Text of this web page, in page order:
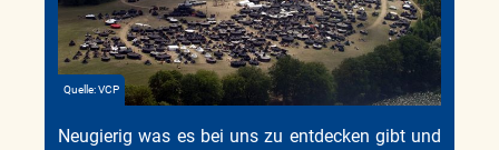
Quelle: VCP
Neugierig was es bei uns zu entdecken gibt und